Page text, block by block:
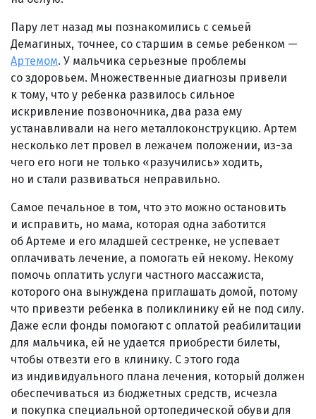
Пару лет назад мы познакомились с семьей
Демагиных, точнее, со старшим в семье ребенком —
Артемом. У мальчика серьезные проблемы
со здоровьем. Множественные диагнозы привели
к тому, что у ребенка развилось сильное
искривление позвоночника, два раза ему
устанавливали на него металлоконструкцию. Артем
несколько лет провел в лежачем положении, из-за
чего его ноги не только «разучились» ходить,
но и стали развиваться неправильно.
Самое печальное в том, что это можно остановить
и исправить, но мама, которая одна заботится
об Артеме и его младшей сестренке, не успевает
оплачивать лечение, а помогать ей некому. Некому
помочь оплатить услуги частного массажиста,
которого она вынуждена приглашать домой, потому
что привезти ребенка в поликлинику ей не под силу.
Даже если фонды помогают с оплатой реабилитации
для мальчика, ей не удается приобрести билеты,
чтобы отвезти его в клинику. С этого года
из индивидуального плана лечения, который должен
обеспечиваться из бюджетных средств, исчезла
и покупка специальной ортопедической обуви для